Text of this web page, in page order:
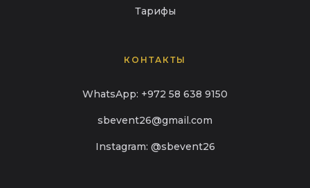
Тарифы
КОНТАКТЫ
WhatsApp: +972 58 638 9150
sbevent26@gmail.com
Instagram: @sbevent26